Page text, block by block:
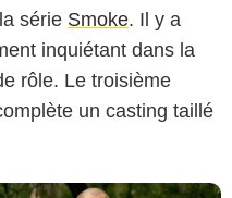
série Smoke. Il y a
inquiétant dans la
rôle. Le troisième
un casting taillé